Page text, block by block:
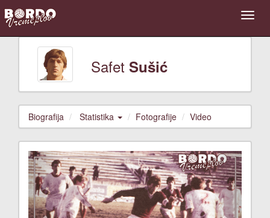
Safet Sušić
Biografija Statistika Fotografije Video
Previous Next